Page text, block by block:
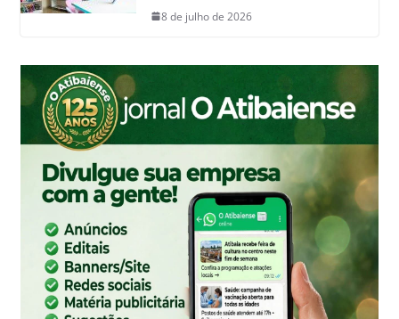
8 de julho de 2026